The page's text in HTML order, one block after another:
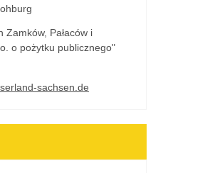
Zamków, Pałaców i
o pożytku publicznego"
sachsen.de